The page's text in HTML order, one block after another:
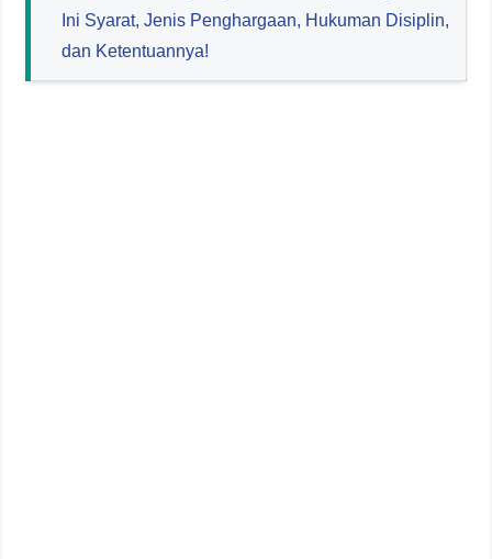
Ini Syarat, Jenis Penghargaan, Hukuman Disiplin,
dan Ketentuannya!